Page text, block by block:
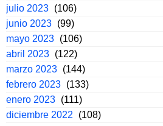
julio 2023 (106)
junio 2023 (99)
mayo 2023 (106)
abril 2023 (122)
marzo 2023 (144)
febrero 2023 (133)
enero 2023 (111)
diciembre 2022
(108)